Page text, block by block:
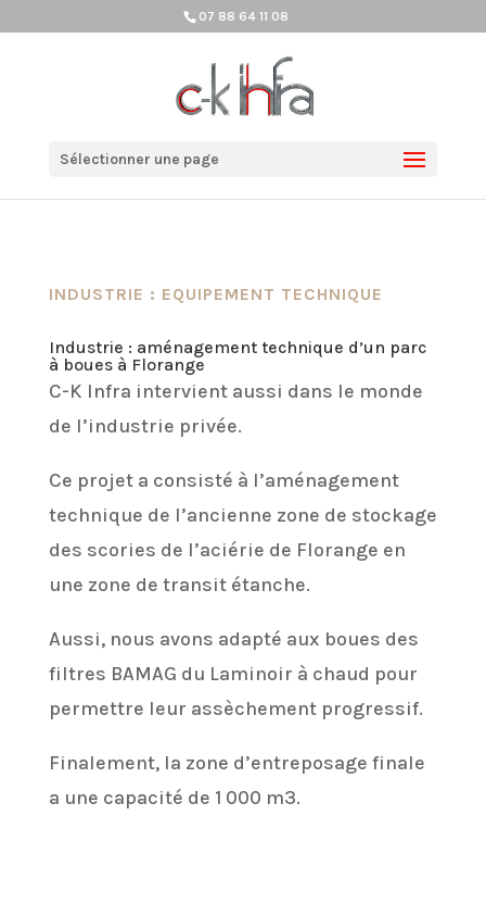
07 88 64 11 08
Sélectionner une page
INDUSTRIE : EQUIPEMENT TECHNIQUE
Industrie : aménagement technique d’un parc
à boues à Florange
C-K Infra intervient aussi dans le monde
de l’industrie privée.
Ce projet a consisté à l’aménagement
technique de l’ancienne zone de stockage
des scories de l’aciérie de Florange en
une zone de transit étanche.
Aussi, nous avons adapté aux boues des
filtres BAMAG du Laminoir à chaud pour
permettre leur assèchement progressif.
Finalement, la zone d’entreposage finale
a une capacité de 1 000 m3.